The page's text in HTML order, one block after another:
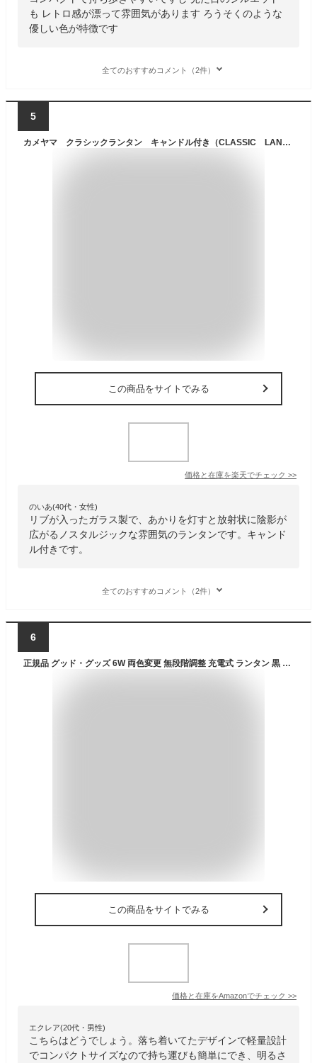
も レトロ感が漂って雰囲気があります ろうそくのような
優しい色が特徴です
全てのおすすめコメント（2件）
5
カメヤマ クラシックランタン キャンドル付き（CLASSIC LANTERN ランタン カメヤマキャンドル 5時間キャンドル キャンプ 防災 パラフィンオイル アウトドア J8160000 83545500）
この商品をサイトでみる
価格と在庫を楽天でチェック >>
のいあ(40代・女性)
リブが入ったガラス製で、あかりを灯すと放射状に陰影が
広がるノスタルジックな雰囲気のランタンです。キャンド
ル付きです。
全てのおすすめコメント（2件）
6
正規品 グッド・グッズ 6W 両色変更 無段階調整 充電式 ランタン 黒 乾電池兼用 充電式 キャンプ ライト 無段階調光可能 ランタン ナイトライト 常夜灯 台風 地震 停電対策 防災グッズ DS-8E
この商品をサイトでみる
価格と在庫をAmazonでチェック >>
エクレア(20代・男性)
こちらはどうでしょう。落ち着いてたデザインで軽量設計
でコンパクトサイズなので持ち運びも簡単にでき、明るさ